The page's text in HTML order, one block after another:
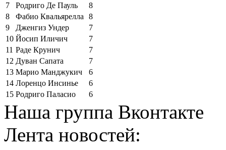
7
Родриго Де Пауль
8
8
Фабио Квальярелла
8
9
Дженгиз Ундер
7
10 Йосип Иличич
7
11 Раде Крунич
7
12 Дуван Сапата
7
13 Марио Манджукич
6
14 Лоренцо Инсинье
6
15 Родриго Паласио 6
Наша группа Вконтакте
Лента новостей: